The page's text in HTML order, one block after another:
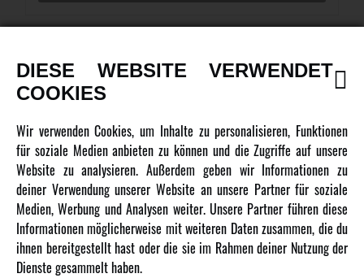
BRUSHLESS MOTOR 3670 2400KV
•Artikelnummer: 007-MA2212
DIESE WEBSITE VERWENDET
COOKIES
Wir verwenden Cookies, um Inhalte zu personalisieren, Funktionen
für soziale Medien anbieten zu können und die Zugriffe auf unsere
Website zu analysieren. Außerdem geben wir Informationen zu
deiner Verwendung unserer Website an unsere Partner für soziale
Medien, Werbung und Analysen weiter. Unsere Partner führen diese
Informationen möglicherweise mit weiteren Daten zusammen, die du
ihnen bereitgestellt hast oder die sie im Rahmen deiner Nutzung der
Dienste gesammelt haben.